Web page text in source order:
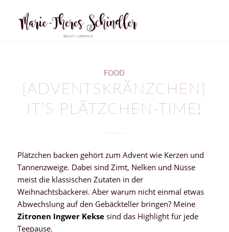
FOOD
{ADVENTSKRÄNZCHEN}
IT’S PLÄTZCHEN-TIME!
Plätzchen backen gehört zum Advent wie Kerzen und
Tannenzweige. Dabei sind Zimt, Nelken und Nüsse
meist die klassischen Zutaten in der
Weihnachtsbäckerei. Aber warum nicht einmal etwas
Abwechslung auf den Gebäckteller bringen? Meine
Zitronen Ingwer Keksesind das Highlight für jede
Teepause.